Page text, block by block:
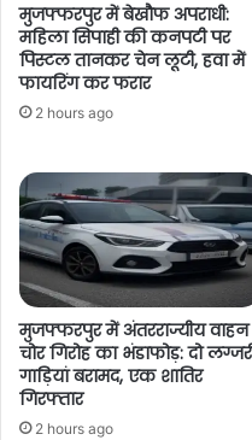
मुजफ्फरपुर में बेखौफ अपराधी:
महिला सिपाही की कनपटी पर
पिस्टल तानकर चेन लूटी, हवा में
फायरिंग कर फरार
2 hours ago
मुजफ्फरपुर में अंतरराज्यीय वाहन
चोर गिरोह का भंडाफोड़: दो
गाड़ियां बरामद, एक शातिर
गिरफ्तार
2 hours ago